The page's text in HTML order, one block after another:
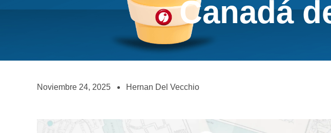
Canadá
Noviembre 24, 2025 Hernan Del Vecchio